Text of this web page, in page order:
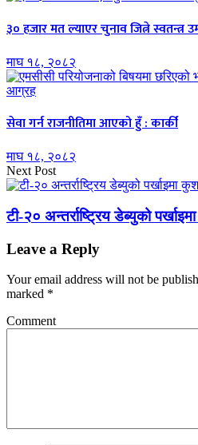
३० हजार मत ल्याएर चुनाव जित्ने स्वतन्त्र
माघ १८, २०८२
सेवा गर्न राजनीतिमा आएको हुँ : कार्की
माघ १८, २०८२
Next Post
टी-२० अन्तर्राष्ट्रिय डेब्युको
Leave a Reply
Your email address will not be
marked *
Comment